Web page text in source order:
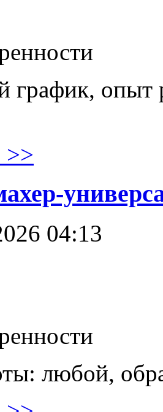
график, опыт
>>
04:13
любой,